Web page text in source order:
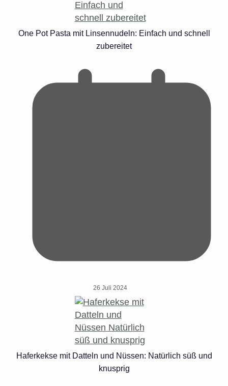
One Pot Pasta mit Linsennudeln: Einfach und schnell
zubereitet
26 Juli 2024
Haferkekse mit Datteln und Nüssen: Natürlich süß und
knusprig